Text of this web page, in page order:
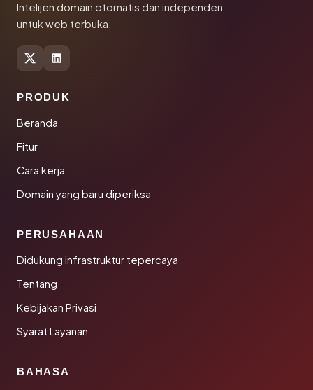
Intelijen domain otomatis dan independen
untuk web terbuka.
PRODUK
Beranda
Fitur
Cara kerja
Domain yang baru diperiksa
PERUSAHAAN
Didukung infrastruktur tepercaya
Tentang
Kebijakan Privasi
Syarat Layanan
BAHASA